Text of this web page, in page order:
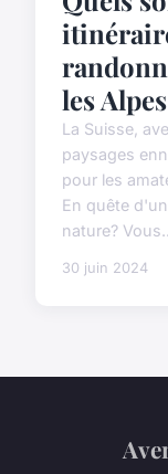
les
La Suisse,
paysages
pour les
En quête
nature?
30 juin 2024